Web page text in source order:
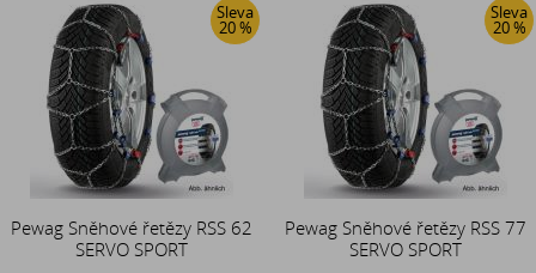
Sleva
20 %
Pewag Sněhové řetězy RSS 62
SERVO SPORT
Sleva
20 %
Pewag Sněhové řetězy RSS 77
SERVO SPORT